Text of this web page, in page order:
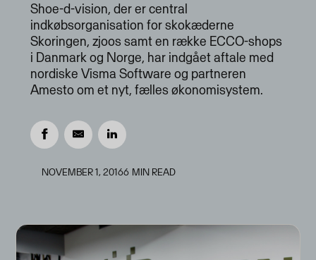
Shoe-d-vision, der er central
indkøbsorganisation for skokæderne
Skoringen, zjoos samt en række ECCO-shops
i Danmark og Norge, har indgået aftale med
nordiske Visma Software og partneren
Amesto om et nyt, fælles økonomisystem.
NOVEMBER 1, 20166 MIN READ